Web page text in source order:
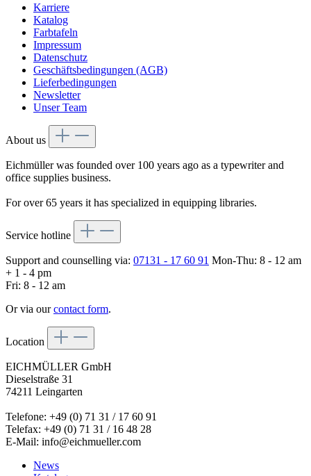
Karriere
Katalog
Farbtafeln
Impressum
Datenschutz
Geschäftsbedingungen (AGB)
Lieferbedingungen
Newsletter
Unser Team
About us
Eichmüller was founded over 100 years ago as a typewriter and
office supplies business.
For over 65 years it has specialized in equipping libraries.
Service hotline
Support and counselling via: 07131 - 17 60 91 Mon-Thu: 8 - 12 am
+ 1 - 4 pm
Fri: 8 - 12 am
Or via ourcontact form.
Location
EICHMÜLLER GmbH
Dieselstraße 31
74211 Leingarten
Telefone: +49 (0) 71 31 / 17 60 91
Telefax: +49 (0) 71 31 / 16 48 28
E-Mail: info@eichmueller.com
News